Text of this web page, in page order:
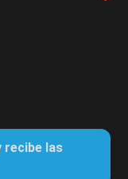
recibe las